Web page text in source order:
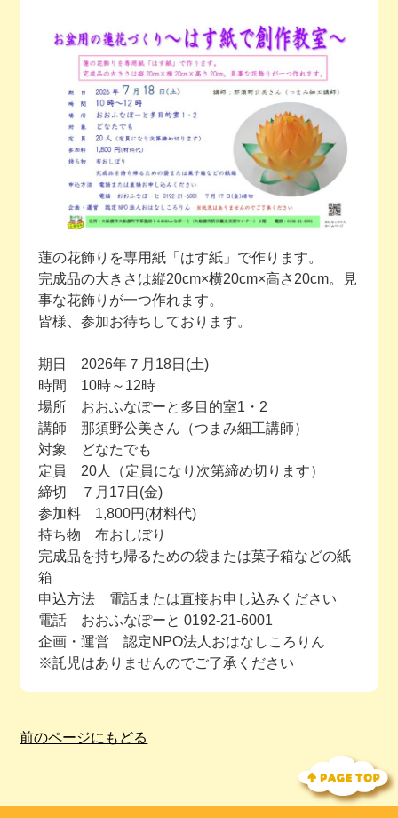
今月の予定
ファンクラブのご案内
お問い合わせ
蓮の花飾りを専用紙「はす紙」で作ります。
完成品の大きさは縦20cm×横20cm×高さ20cm。見
事な花飾りが一つ作れます。
皆様、参加お待ちしております。
期日 2026年７月18日(土)
時間 10時～12時
場所 おおふなぽーと多目的室1・2
講師 那須野公美さん（つまみ細工講師）
対象 どなたでも
定員 20人（定員になり次第締め切ります）
締切 ７月17日(金)
参加料 1,800円(材料代)
持ち物 布おしぼり
完成品を持ち帰るための袋または菓子箱などの紙
箱
申込方法 電話または直接お申し込みください
電話 おおふなぽーと 0192-21-6001
企画・運営 認定NPO法人おはなしころりん
※託児はありませんのでご了承ください
前のページにもどる